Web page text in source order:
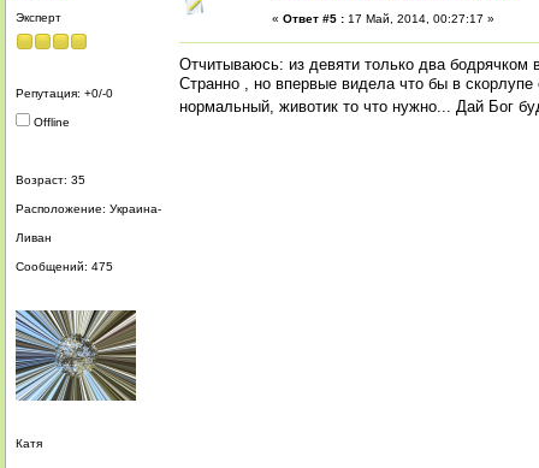
Эксперт
Репутация: +0/-0
Offline
Возраст: 35
Расположение: Украина-
Ливан
Сообщений: 475
Катя
« Ответ #5 : 17 Май, 2014, 00:27:17 »
Отчитываюсь: из девяти только два
Странно , но впервые видела что бы в
нормальный, животик то что нужно... Дай Бог